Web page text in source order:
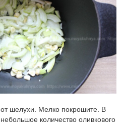
от шелухи. Мелко покрошите. В
количество оливкового